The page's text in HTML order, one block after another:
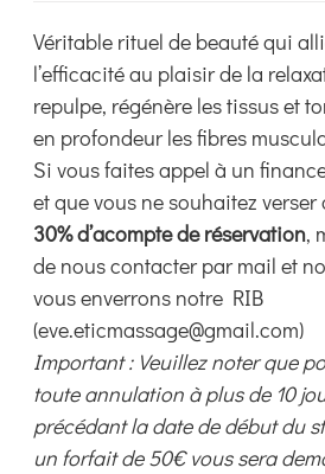
sur
la
page
du
produit
Véritable rituel de beauté qui
l’efficacité au plaisir de la
repulpe, régénère les tissus et
en profondeur les fibres
Si vous faites appel à un
et que vous ne souhaitez verser
30% d’acompte de réservation,
de nous contacter par mail et
vous enverrons notre RIB
(eve.eticmassage@gmail.com)
Important : Veuillez noter que
toute annulation à plus de 10
précédant la date de début du
un forfait de 50€ vous sera